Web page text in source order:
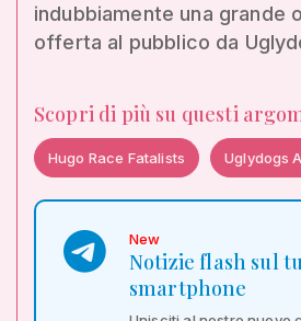
indubbiamente una grande
offerta al pubblico da
Scopri di più su questi
Hugo Race Fatalists Uglydogs
New
Notizie flash sul
smartphone